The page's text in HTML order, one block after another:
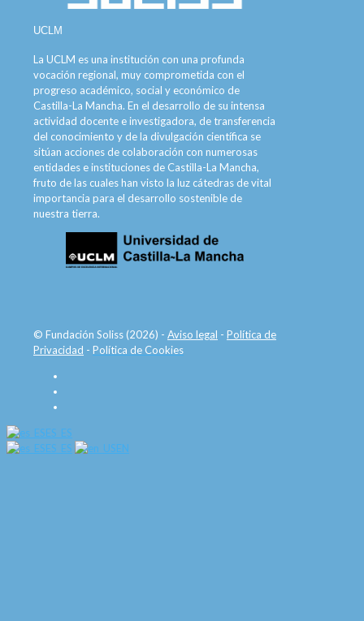
UCLM
La UCLM es una institución con una profunda
vocación regional, muy comprometida con el
progreso académico, social y económico de
Castilla-La Mancha. En el desarrollo de su intensa
actividad docente e investigadora, de transferencia
del conocimiento y de la divulgación científica se
sitúan acciones de colaboración con numerosas
entidades e instituciones de Castilla-La Mancha,
fruto de las cuales han visto la luz cátedras de vital
importancia para el desarrollo sostenible de
nuestra tierra.
© Fundación Soliss (2026) - Aviso legal - Política de
Privacidad - Política de Cookies
ES_ES
ES_ES
EN